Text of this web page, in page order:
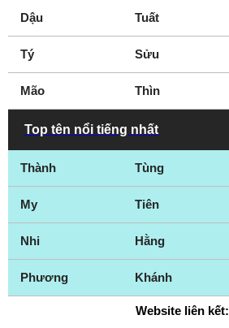
Dậu Tuất
Tý Sửu
Mão Thìn
Top tên nổi tiếng nhất
Thành Tùng
My Tiên
Nhi Hằng
Phương Khánh
Website liên kết: